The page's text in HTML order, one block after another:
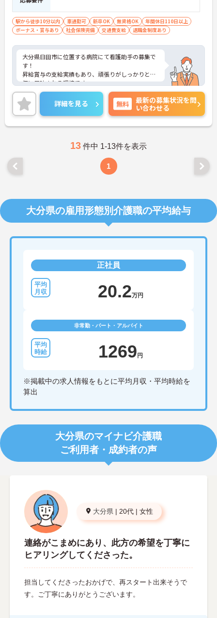
駅から徒歩10分以内 車通勤可 新卒OK 無資格OK
年間休日110日以上
ボーナス・賞与あり
社会保険完備 交通費支給 退職金制度あり
大分県日田市に位置する病院にて看護助手の募集で
す！
昇給賞与の支給実績もあり、頑張りがしっかりと評
価に反映される環境です。
ご興味ある方には、面接対策ポイントなど、さらに
詳細をお話しいたしますのでお気軽にご相談くださ
い！
詳細を見る 無料
最新の募集状況を問
い合わせる
13 件中 1-13件を表示
1
大分県の雇用形態別介護職の平均給与
正社員
20.2万円
非常勤・パート・アルバイト
1269円
※掲載中の求人情報をもとに平均月収・平均時給を
算出
大分県のマイナビ介護職
ご利用者・成約者の声
大分県 | 20代 | 女性
連絡がこまめにあり、此方の希望を丁寧に
ヒアリングしてくださった。
担当してくださったおかげで、再スタート出来そうで
す。ご丁寧にありがとうございます。